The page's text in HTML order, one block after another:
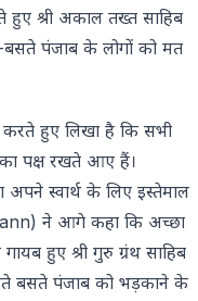
श्री अकाल तख्त साहिब
पंजाब के लोगों को मत
हुए लिखा है कि सभी
पक्ष रखते आए हैं।
अपने स्वार्थ के लिए इस्तेमाल
ने आगे कहा कि अच्छा
हुए श्री गुरु ग्रंथ साहिब
बसते पंजाब को भड़काने के